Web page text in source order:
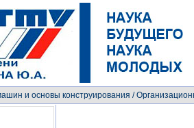
и основы конструирования /